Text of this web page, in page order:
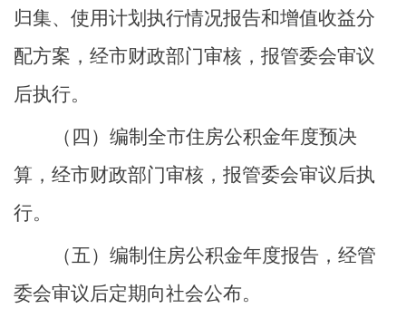
归集、使用计划执行情况报告和增值收益分
配方案，经市财政部门审核，报管委会审议
后执行。
（四）编制全市住房公积金年度预决
算，经市财政部门审核，报管委会审议后执
行。
（五）编制住房公积金年度报告，经管
委会审议后定期向社会公布。